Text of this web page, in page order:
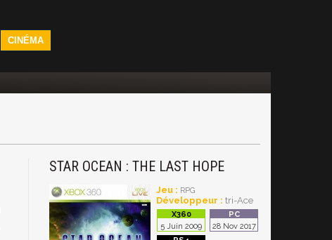
CINÉMA
STAR OCEAN : THE LAST HOPE
Jeu : RPG
Développeur : tri-Ace
5 Juin 2009 28 Nov 2017